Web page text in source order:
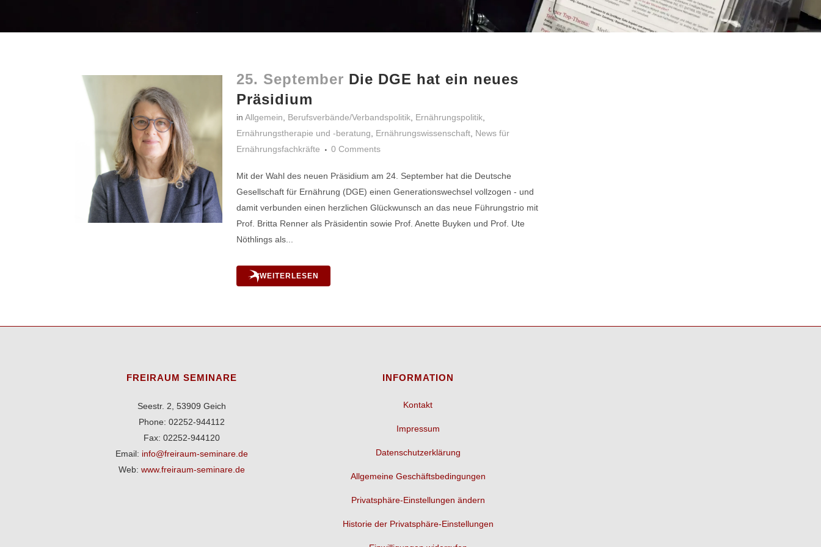
25. September Die DGE hat ein neues
Präsidium
in Allgemein Berufsverbände/Verbandspolitik, Ernährungspolitik,
Ernährungstherapie und -beratung
Ernährungswissenschaft, News für
Ernährungsfachkräfte
0 Comments
Mit der Wahl des neuen Präsidium am 24. September hat die Deutsche
Gesellschaft für Ernährung (DGE) einen Generationswechsel vollzogen - und
damit verbunden einen herzlichen Glückwunsch an das neue Führungstrio mit
Prof. Britta Renner als Präsidentin sowie Prof. Anette Buyken und Prof. Ute
Nöthlings als...
WEITERLESEN
FREIRAUM SEMINARE
Seestr. 2, 53909 Geich
Phone: 02252-944112
Fax: 02252-944120
Email: info@freiraum-seminare.de
Web:www.freiraum-seminare.de
INFORMATION
Kontakt
Impressum
Datenschutzerklärung
Allgemeine Geschäftsbedingungen
Privatsphäre-Einstellungen ändern
Historie der Privatsphäre-Einstellungen